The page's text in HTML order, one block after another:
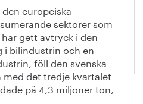
europeiska
sektorer som
gett avtryck i den
i bilindustrin och en
föll den svenska
det tredje kvartalet
på 4,3 miljoner ton,